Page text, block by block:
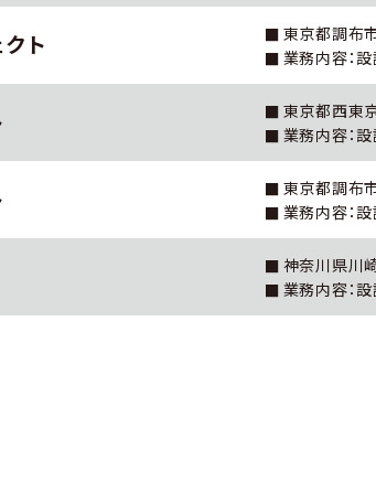
ト
東京都調布
業務内容：
東京都西東
業務内容：
東京都調布
業務内容：
神奈川県川
業務内容：